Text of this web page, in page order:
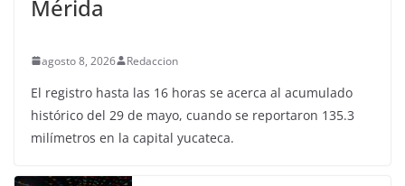
Mérida
agosto 8, 2026 Redaccion
El registro hasta las 16 horas se acerca al acumulado
histórico del 29 de mayo, cuando se reportaron 135.3
milímetros en la capital yucateca.